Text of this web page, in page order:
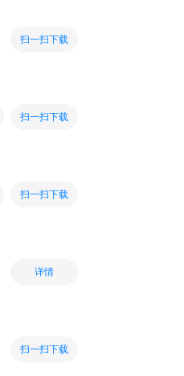
扫一扫下载
扫一扫下载
扫一扫下载
详情
扫一扫下载